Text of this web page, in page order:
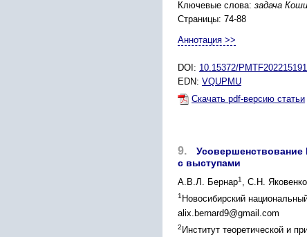
Ключевые слова: задача
Страницы: 74-88
Аннотация >>
DOI: 10.15372/PMTF202215191
EDN: VQUPMU
Скачать pdf-версию статьи
9.
Усовершенствование
с выступами
А.В.Л. Бернар1 , С.Н. Яковенко
1 Новосибирский
alix.bernard9@gmail.com
2 Институт теоретической и